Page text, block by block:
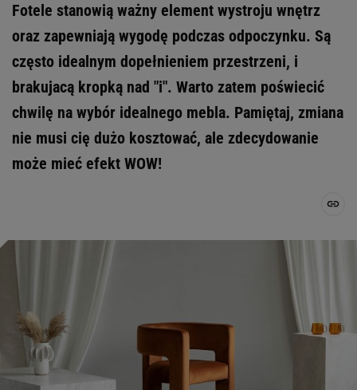
Fotele stanowią ważny element wystroju wnętrz
oraz zapewniają wygodę podczas odpoczynku. Są
często idealnym dopełnieniem przestrzeni, i
brakujacą kropką nad "i". Warto zatem poświecić
chwilę na wybór idealnego mebla. Pamiętaj, zmiana
nie musi cię dużo kosztować, ale zdecydowanie
może mieć efekt WOW!